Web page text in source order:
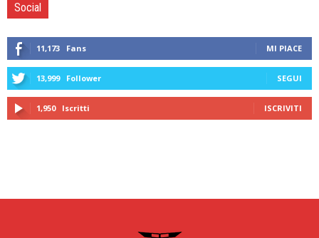
Social
11,173 Fans MI PIACE
13,999 Follower SEGUI
1,950 Iscritti ISCRIVITI